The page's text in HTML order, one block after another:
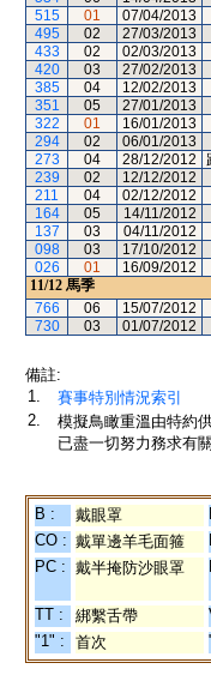
515
01 07/04/2013
495
02 27/03/2013
433
02 02/03/2013
420
03 27/02/2013
385
04 12/02/2013
351
05 27/01/2013
322
01 16/01/2013
294
02 06/01/2013
273
04 28/12/2012
239
02 12/12/2012
211
04 02/12/2012
164
05 14/11/2012
137
03 04/11/2012
098
03 17/10/2012
026
01 16/09/2012
11/12 馬季
766
06 15/07/2012
730
03 01/07/2012
備註:
1.
賽事特別情況索引
2.
模擬鳥瞰重溫由特約
已盡一切努力務求有
B : 戴眼罩
CO : 戴單邊羊毛面箍
PC : 戴半掩防沙眼罩
TT : 綁繫舌帶
"1" :
首次